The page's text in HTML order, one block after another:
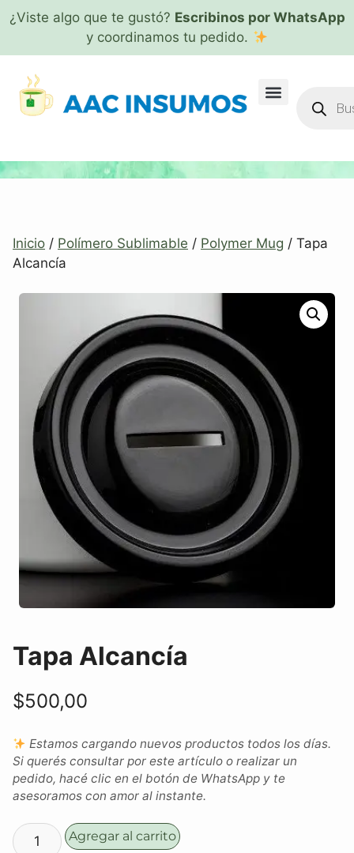
¿Viste algo que te gustó? Escribinos por WhatsApp
y coordinamos tu pedido.
Inicio / Polímero Sublimable / Polymer Mug / Tapa
Alcancía
Tapa Alcancía
$500,00
Estamos cargando nuevos productos todos los días.
Si querés consultar por este artículo o realizar un
pedido, hacé clic en el botón de WhatsApp y te
asesoramos con amor al instante.
Agregar al carrito